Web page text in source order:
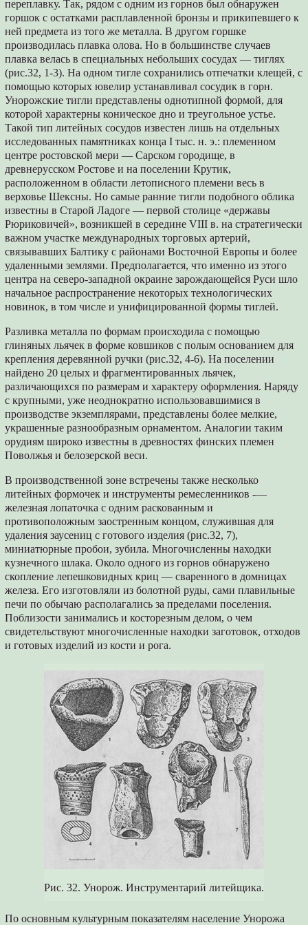
переплавку. Так, рядом с одним из горнов был обнаружен
горшок с остатками расплавленной бронзы и прикипевшего к
ней предмета из того же металла. В другом горшке
производилась плавка олова. Но в большинстве случаев
плавка велась в специальных небольших сосудах — тиглях
(рис.32, 1-3). На одном тигле сохранились отпечатки клещей, с
помощью которых ювелир устанавливал сосудик в горн.
Унорожские тигли представлены однотипной формой, для
которой характерны коническое дно и треугольное устье.
Такой тип литейных сосудов известен лишь на отдельных
исследованных памятниках конца I тыс. н. э.: племенном
центре ростовской мери — Сарском городище, в
древнерусском Ростове и на поселении Крутик,
расположенном в области летописного племени весь в
верховье Шексны. Но самые ранние тигли подобного облика
известны в Старой Ладоге — первой столице «державы
Рюриковичей», возникшей в середине VIII в. на стратегически
важном участке международных торговых артерий,
связывавших Балтику с районами Восточной Европы и более
удаленными землями. Предполагается, что именно из этого
центра на северо-западной окраине зарождающейся Руси шло
начальное распространение некоторых технологических
новинок, в том числе и унифицированной формы тиглей.
Разливка металла по формам происходила с помощью
глиняных льячек в форме ковшиков с полым основанием для
крепления деревянной ручки (рис.32, 4-6). На поселении
найдено 20 целых и фрагментированных льячек,
различающихся по размерам и характеру оформления. Наряду
с крупными, уже неоднократно использовавшимися в
производстве экземплярами, представлены более мелкие,
украшенные разнообразным орнаментом. Аналогии таким
орудиям широко известны в древностях финских племен
Поволжья и белозерской веси.
В производственной зоне встречены также несколько
литейных формочек и инструменты ремесленников -—
железная лопаточка с одним раскованным и
противоположным заостренным концом, служившая для
удаления заусениц с готового изделия (рис.32, 7),
миниатюрные пробои, зубила. Многочисленны находки
кузнечного шлака. Около одного из горнов обнаружено
скопление лепешковидных криц — сваренного в домницах
железа. Его изготовляли из болотной руды, сами плавильные
печи по обычаю располагались за пределами поселения.
Поблизости занимались и косторезным делом, о чем
свидетельствуют многочисленные находки заготовок, отходов
и готовых изделий из кости и рога.
Рис. 32. Унорож. Инструментарий литейщика.
По основным культурным показателям население Унорожа